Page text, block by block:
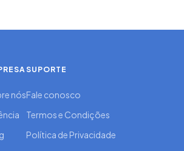
nós
SUPORTE
Fale conosco
Termos e Condições
Política de Privacidade